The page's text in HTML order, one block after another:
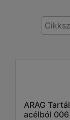
ARAG
acélból 006